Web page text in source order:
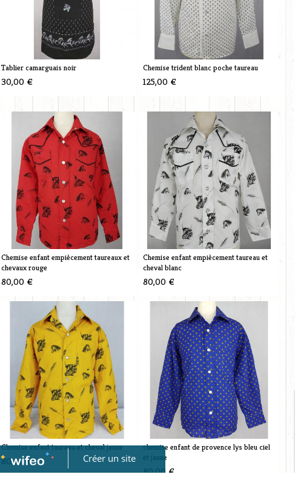
Tablier camarguais noir
30,00 €
Chemise trident blanc poche taureau
125,00 €
Chemise enfant empiècement taureaux et
chevaux rouge
80,00 €
Chemise enfant empiècement taureau et
cheval blanc
80,00 €
Chemise enfant taureau et cheval jaune
80,00 €
chemise enfant de provence lys bleu ciel
et jaune
80,00 €
Créer un site